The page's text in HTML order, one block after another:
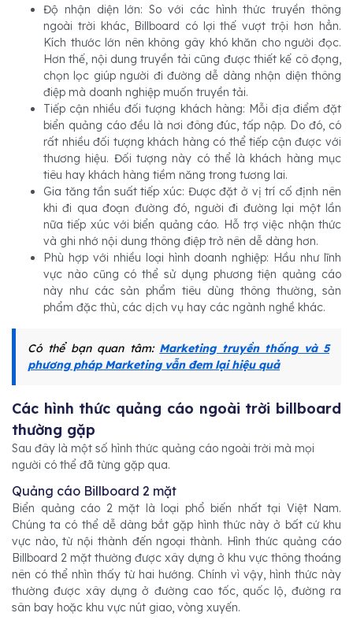
Độ nhận diện lớn: So với các hình thức truyền thông
ngoài trời khác, Billboard có lợi thế vượt trội hơn hẳn.
Kích thước lớn nên không gây khó khăn cho người đọc.
Hơn thế, nội dung truyền tải cũng được thiết kế cô đọng,
chọn lọc giúp người đi đường dễ dàng nhận diện thông
điệp mà doanh nghiệp muốn truyền tải.
Tiếp cận nhiều đối tượng khách hàng: Mỗi địa điểm đặt
biển quảng cáo đều là nơi đông đúc, tấp nập. Do đó, có
rất nhiều đối tượng khách hàng có thể tiếp cận được với
thương hiệu. Đối tượng này có thể là khách hàng mục
tiêu hay khách hàng tiềm năng trong tương lai.
Gia tăng tần suất tiếp xúc: Được đặt ở vị trí cố định nên
khi đi qua đoạn đường đó, người đi đường lại một lần
nữa tiếp xúc với biển quảng cáo. Hỗ trợ việc nhận thức
và ghi nhớ nội dung thông điệp trở nên dễ dàng hơn.
Phù hợp với nhiều loại hình doanh nghiệp: Hầu như lĩnh
vực nào cũng có thể sử dụng phương tiện quảng cáo
này như các sản phẩm tiêu dùng thông thường, sản
phẩm đặc thù, các dịch vụ hay các ngành nghề khác.
Có thể bạn quan tâm: Marketing truyền thống và 5
phương pháp Marketing vẫn đem lại hiệu quả
Các hình thức quảng cáo ngoài trời billboard
thường gặp
Sau đây là một số hình thức quảng cáo ngoài trời mà mọi
người có thể đã từng gặp qua.
Quảng cáo Billboard 2 mặt
Biển quảng cáo 2 mặt là loại phổ biến nhất tại Việt Nam.
Chúng ta có thể dễ dàng bắt gặp hình thức này ở bất cứ khu
vực nào, từ nội thành đến ngoại thành. Hình thức quảng cáo
Billboard 2 mặt thường được xây dựng ở khu vực thông thoáng
nên có thể nhìn thấy từ hai hướng. Chính vì vậy, hình thức này
thường được xây dựng ở đường cao tốc, quốc lộ, đường ra
sân bay hoặc khu vực nút giao, vòng xuyến.